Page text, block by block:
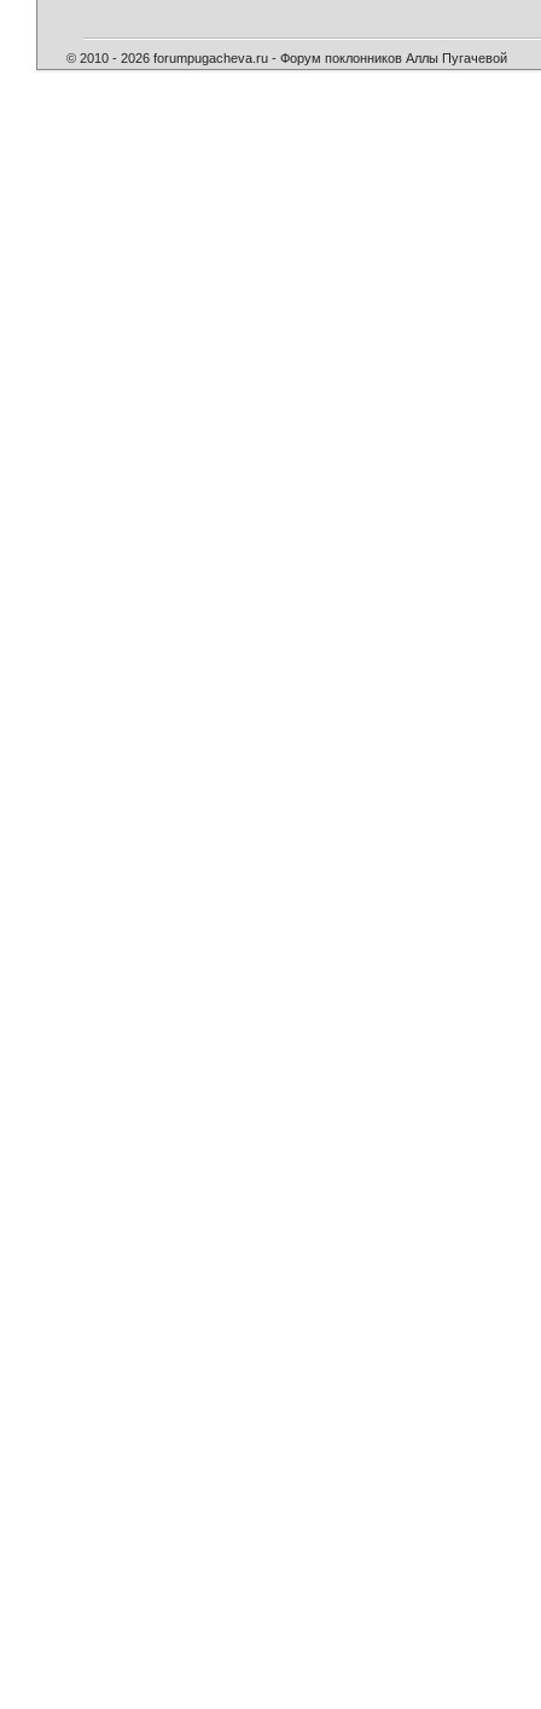
© 2010 - 2026 forumpugacheva.ru - Форум поклонников Аллы Пугачевой